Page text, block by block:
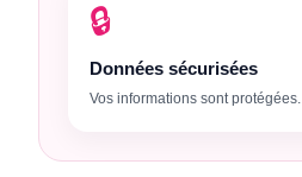
🔒
Données sécurisées
Vos informations sont protégées.